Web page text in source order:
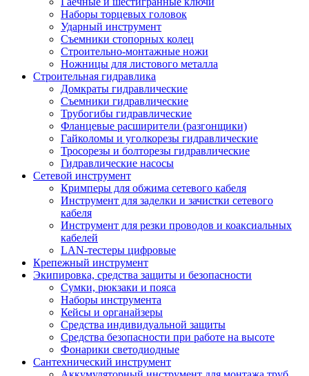
Наборы торцевых головок
Ударный инструмент
Съемники стопорных колец
Строительно-монтажные ножи
Ножницы для листового металла
Строительная гидравлика
Домкраты гидравлические
Съемники гидравлические
Трубогибы гидравлические
Фланцевые расширители (разгонщики)
Гайколомы и уголкорезы гидравлические
Тросорезы и болторезы гидравлические
Гидравлические насосы
Сетевой инструмент
Кримперы для обжима сетевого кабеля
Инструмент для заделки и зачистки сетевого
кабеля
Инструмент для резки проводов и коаксиальных
кабелей
LAN-тестеры цифровые
Крепежный инструмент
Экипировка, средства защиты и безопасности
Сумки, рюкзаки и пояса
Наборы инструмента
Кейсы и органайзеры
Средства индивидуальной защиты
Средства безопасности при работе на высоте
Фонарики светодиодные
Сантехнический инструмент